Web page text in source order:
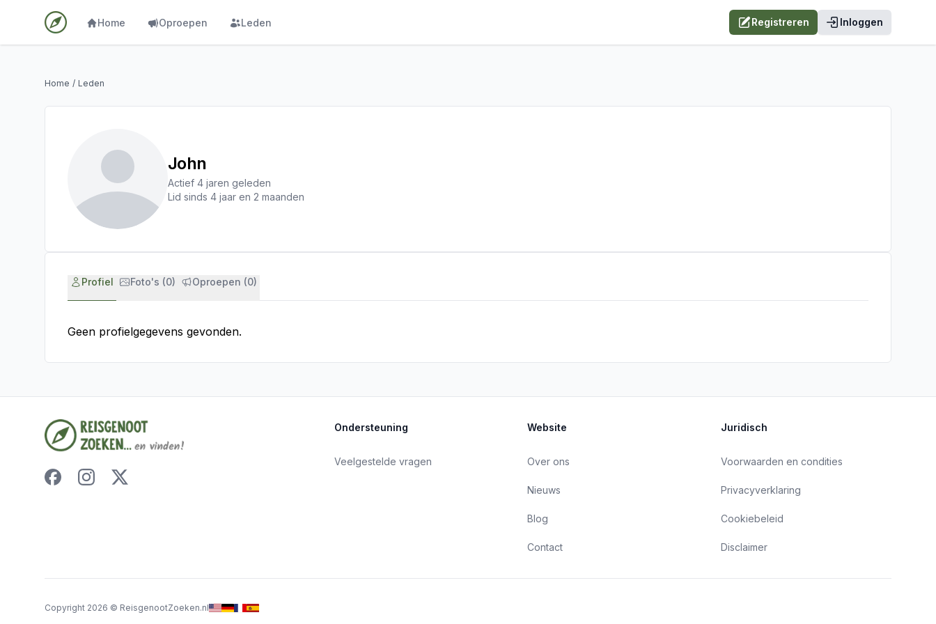
Home Oproepen Leden Registreren Inloggen
Home / Leden
John
Actief 4 jaren geleden
Lid sinds 4 jaar en 2 maanden
Profiel Foto's (0) Oproepen (0)
Geen profielgegevens gevonden.
Ondersteuning
Veelgestelde vragen
Website
Over ons
Nieuws
Blog
Contact
Juridisch
Voorwaarden en condities
Privacyverklaring
Cookiebeleid
Disclaimer
Copyright 2026 © ReisgenootZoeken.nl